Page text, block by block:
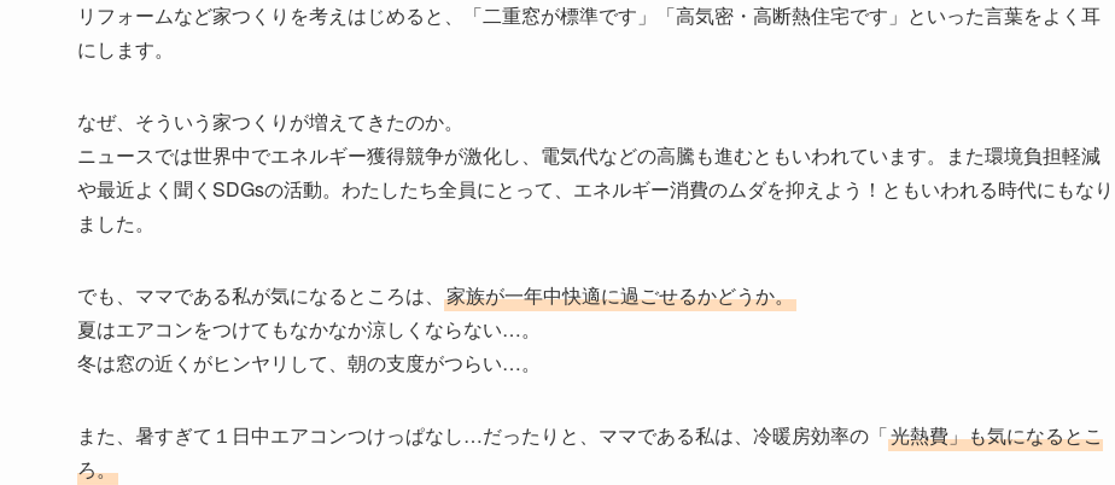
リフォームなど家つくりを考えはじめると、「二重窓が標準です」「高気密・高断熱住宅です」といった言葉をよく耳
にします。
なぜ、そういう家つくりが増えてきたのか。
ニュースでは世界中でエネルギー獲得競争が激化し、電気代などの高騰も進むともいわれています。また環境負担軽減
や最近よく聞くSDGsの活動。わたしたち全員にとって、エネルギー消費のムダを抑えよう！ともいわれる時代にもなり
ました。
でも、ママである私が気になるところは、 家族が一年中快適に過ごせるかどうか。
夏はエアコンをつけてもなかなか涼しくならない…。
冬は窓の近くがヒンヤリして、朝の支度がつらい…。
また、暑すぎて１日中エアコンつけっぱなし…だったりと、ママである私は、冷暖房効率の「光熱費」も気になるとこ
ろ。